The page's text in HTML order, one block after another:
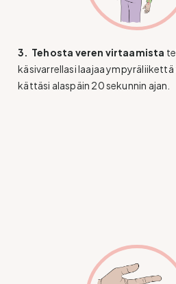
3. Tehosta veren virtaamista
käsivarrellasi laajaa
kättäsi alaspäin 20 sekunnin ajan.